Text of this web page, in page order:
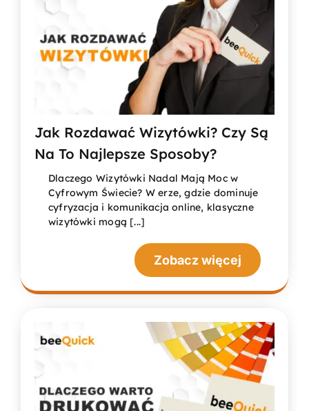
Jak Rozdawać Wizytówki? Czy Są
Na To Najlepsze Sposoby?
Dlaczego Wizytówki Nadal Mają Moc w
Cyfrowym Świecie? W erze, gdzie dominuje
cyfryzacja i komunikacja online, klasyczne
wizytówki mogą [...]
Zobacz więcej